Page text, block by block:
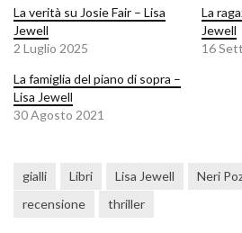
La verità su Josie Fair – Lisa
Jewell
2 Luglio 2025
La
Jewell
16
La famiglia del piano di sopra –
Lisa Jewell
30 Agosto 2021
gialli Libri Lisa Jewell Neri
recensione
thriller